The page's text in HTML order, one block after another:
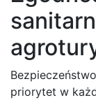
priorytet w